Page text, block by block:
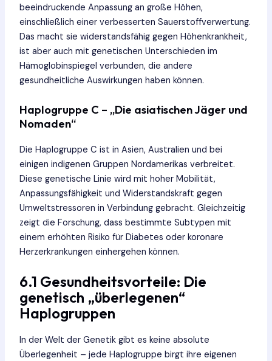
beeindruckende Anpassung an große Höhen,
einschließlich einer verbesserten Sauerstoffverwertung.
Das macht sie widerstandsfähig gegen Höhenkrankheit,
ist aber auch mit genetischen Unterschieden im
Hämoglobinspiegel verbunden, die andere
gesundheitliche Auswirkungen haben können.
Haplogruppe C – „Die asiatischen Jäger und
Nomaden“
Die Haplogruppe C ist in Asien, Australien und bei
einigen indigenen Gruppen Nordamerikas verbreitet.
Diese genetische Linie wird mit hoher Mobilität,
Anpassungsfähigkeit und Widerstandskraft gegen
Umweltstressoren in Verbindung gebracht. Gleichzeitig
zeigt die Forschung, dass bestimmte Subtypen mit
einem erhöhten Risiko für Diabetes oder koronare
Herzerkrankungen einhergehen können.
6.1 Gesundheitsvorteile: Die
genetisch „überlegenen“
Haplogruppen
In der Welt der Genetik gibt es keine absolute
Überlegenheit – jede Haplogruppe birgt ihre eigenen